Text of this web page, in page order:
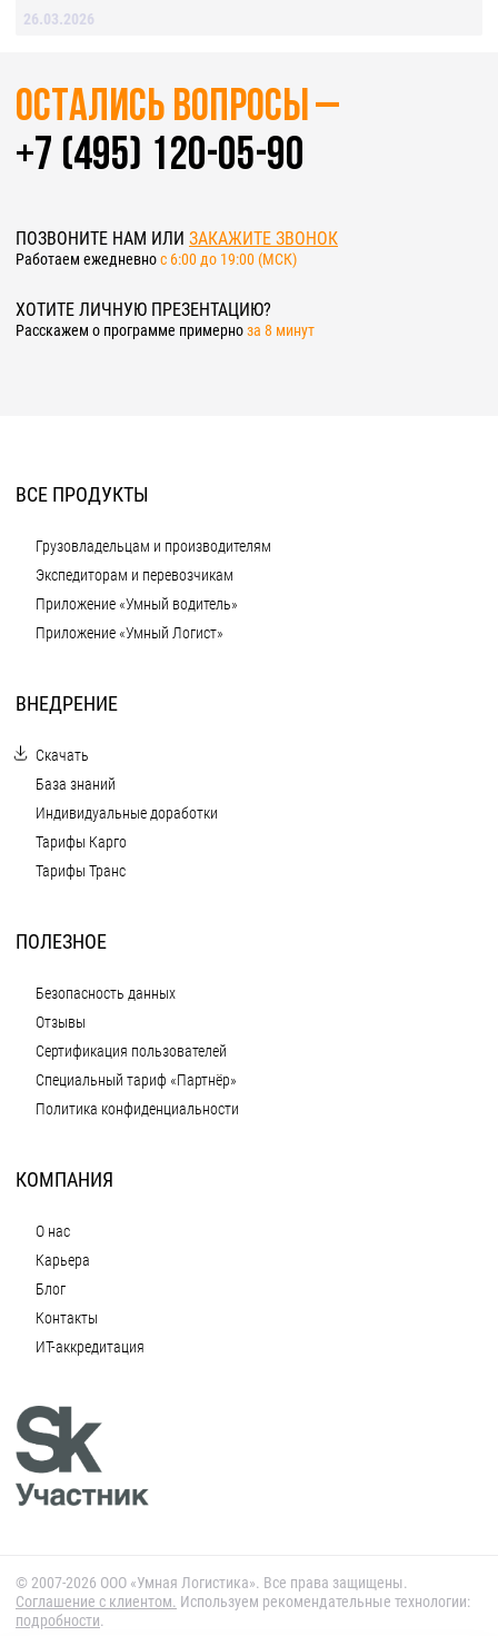
26.03.2026
Остались вопросы –
+7 (495) 120-05-90
ПОЗВОНИТЕ НАМ ИЛИ ЗАКАЖИТЕ ЗВОНОК
Работаем ежедневноc 6:00 до 19:00 (МСК)
ХОТИТЕ ЛИЧНУЮ ПРЕЗЕНТАЦИЮ?
Расскажем о программе примерноза 8 минут
ВСЕ ПРОДУКТЫ
Грузовладельцам и производителям
Экспедиторам и перевозчикам
Приложение «Умный водитель»
Приложение «Умный Логист»
ВНЕДРЕНИЕ
Скачать
База знаний
Индивидуальные доработки
Тарифы Карго
Тарифы Транс
ПОЛЕЗНОЕ
Безопасность данных
Отзывы
Сертификация пользователей
Специальный тариф «Партнёр»
Политика конфиденциальности
КОМПАНИЯ
О нас
Карьера
Блог
Контакты
ИТ-аккредитация
© 2007-2026 ООО «Умная Логистика». Все права защищены.
Cоглашение с клиентом. Используем рекомендательные технологии:
подробности.